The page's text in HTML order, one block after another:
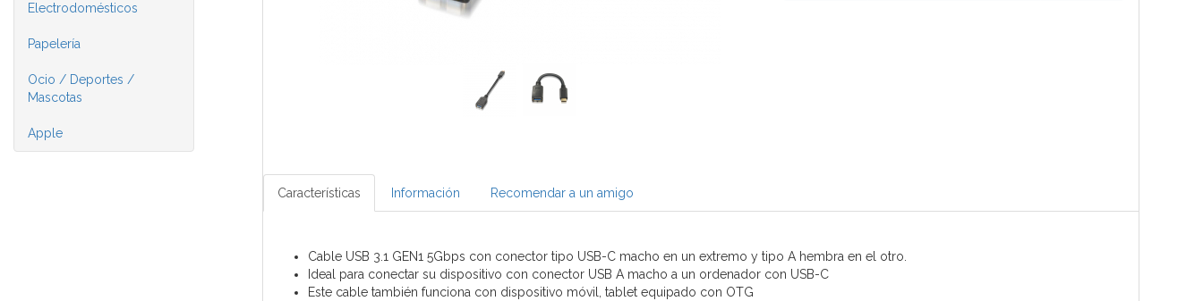
Electrodomésticos
Papelería
Ocio / Deportes /
Mascotas
Apple
Características Información Recomendar a un amigo
Cable USB 3.1 GEN1 5Gbps con conector tipo USB-C macho en un extremo y tipo A hembra en el otro.
Ideal para conectar su dispositivo con conector USB A macho a un ordenador con USB-C
Este cable también funciona con dispositivo móvil, tablet equipado con OTG